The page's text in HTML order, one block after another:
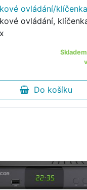
ovládání/klíčenka
ovládání,
Do košíku